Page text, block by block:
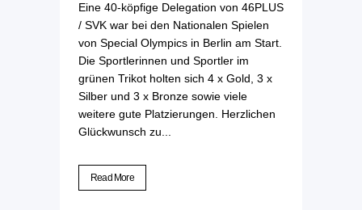
Eine 40-köpfige Delegation von 46PLUS
/ SVK war bei den Nationalen Spielen
von Special Olympics in Berlin am Start.
Die Sportlerinnen und Sportler im
grünen Trikot holten sich 4 x Gold, 3 x
Silber und 3 x Bronze sowie viele
weitere gute Platzierungen. Herzlichen
Glückwunsch zu...
Read More